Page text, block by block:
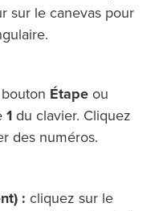
sur le canevas pour
Étape ou
1 du clavier. Cliquez
des numéros.
: cliquez sur le